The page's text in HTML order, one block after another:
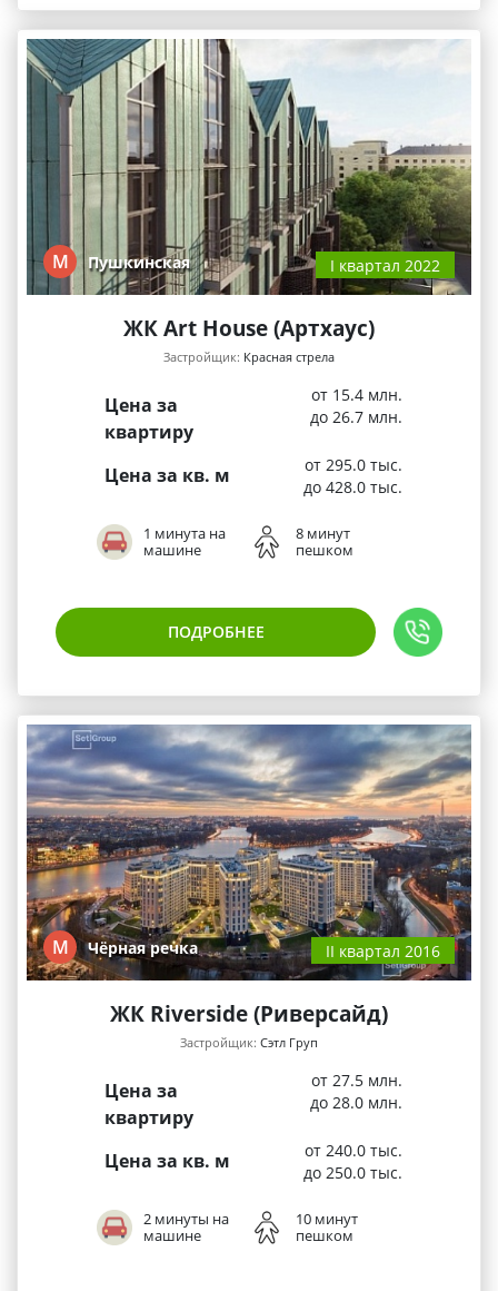
М Пушкинская I квартал 2022
ЖК Art House (Артхаус)
Застройщик: Красная стрела
Цена за
квартиру
от 15.4 млн.
до 26.7 млн.
Цена за кв. м
от 295.0 тыс.
до 428.0 тыс.
1 минута на
машине
8 минут
пешком
ПОДРОБНЕЕ
М Чёрная речка II квартал 2016
ЖК Riverside (Риверсайд)
Застройщик: Сэтл Груп
Цена за
квартиру
от 27.5 млн.
до 28.0 млн.
Цена за кв. м
от 240.0 тыс.
до 250.0 тыс.
2 минуты на
машине
10 минут
пешком